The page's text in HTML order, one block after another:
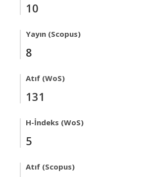
10
Yayın (Scopus)
8
Atıf (WoS)
131
H-İndeks (WoS)
5
Atıf (Scopus)